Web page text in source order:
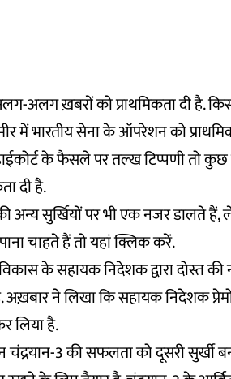
अलग ख़बरों को प्राथमिकता दी है.
में भारतीय सेना के ऑपरेशन को
के फैसले पर तल्ख टिप्पणी तो
दी है.
अन्य सुर्खियों पर भी एक नजर डालते
चाहते हैं तोयहांक्लिक करें.
के सहायक निदेशक द्वारा दोस्त
अख़बार ने लिखा कि सहायक निदेशक
लिया है.
चंद्रयान-3 की सफलता को दूसरी सुर्खी